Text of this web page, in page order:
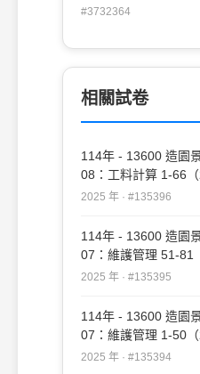
尺 (C)錘球 (D)氣泡水
#3732364
相關試卷
114年 - 13600 造園
08：工料計算 1-66
#135396
2025 年 · #135396
114年 - 13600 造園
07：維護管理 51-81
#135395
2025 年 · #135395
114年 - 13600 造園
07：維護管理 1-50
#135394
2025 年 · #135394